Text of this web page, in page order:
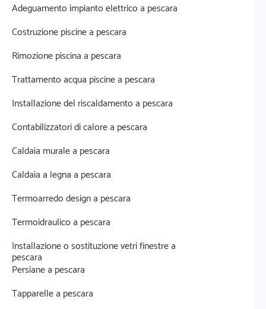
Adeguamento impianto elettrico a pescara
Costruzione piscine a pescara
Rimozione piscina a pescara
Trattamento acqua piscine a pescara
Installazione del riscaldamento a pescara
Contabilizzatori di calore a pescara
Caldaia murale a pescara
Caldaia a legna a pescara
Termoarredo design a pescara
Termoidraulico a pescara
Installazione o sostituzione vetri finestre a
pescara
Persiane a pescara
Tapparelle a pescara